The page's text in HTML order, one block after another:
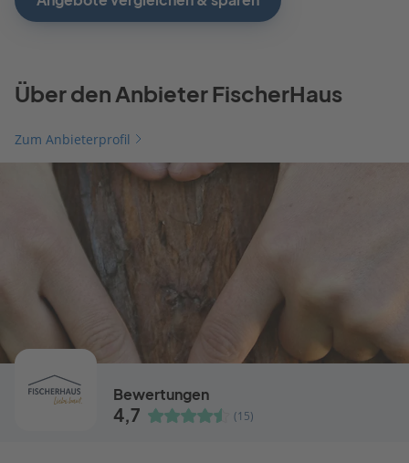
Über den Anbieter FischerHaus
Zum Anbieterprofil
Bewertungen
4,7 (15)